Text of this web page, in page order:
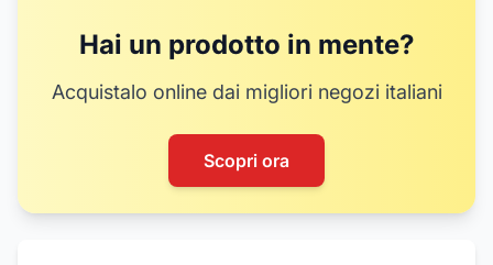
Hai un prodotto in mente?
Acquistalo online dai migliori negozi italiani
Scopri ora